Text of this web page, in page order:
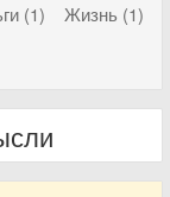
(1)
Жизнь (1)